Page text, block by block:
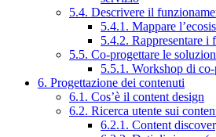
5.4. Descrivere il
5.4.1. Mappare
5.4.2. Rappresentare i
5.5. Co-progettare le
5.5.1. Workshop di
6. Progettazione dei contenuti
6.1. Cos’è il content design
6.2. Ricerca utente sui
6.2.1. Content